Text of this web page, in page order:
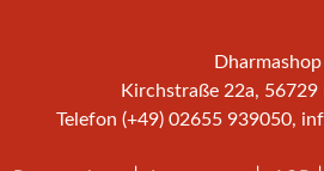
Dharmashop
Kirchstraße 22a, 56729
Telefon (+49) 02655 939050,